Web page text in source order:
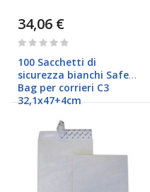
34,06 €
Rating:
100 Sacchetti di
sicurezza bianchi Safe
Bag per corrieri C3
32,1x47+4cm